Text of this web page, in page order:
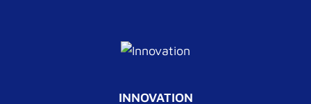
INNOVATION